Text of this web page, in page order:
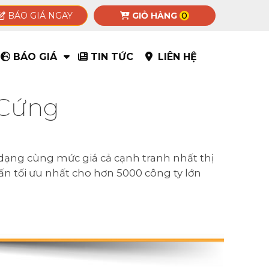
BÁO GIÁ NGAY GIỎ HÀNG 0
BÁO GIÁ TIN TỨC LIÊN HỆ
cùng mức giá cả cạnh tranh nhất thị
tối ưu nhất cho hơn 5000 công ty lớn